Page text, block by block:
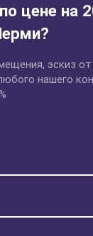
цене на
эскиз от
нашего